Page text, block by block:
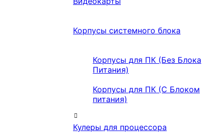
Корпусы системного блока
Корпусы для ПК (Без Блока
Питания)
Корпусы для ПК (С Блоком
питания)
Кулеры для процессора